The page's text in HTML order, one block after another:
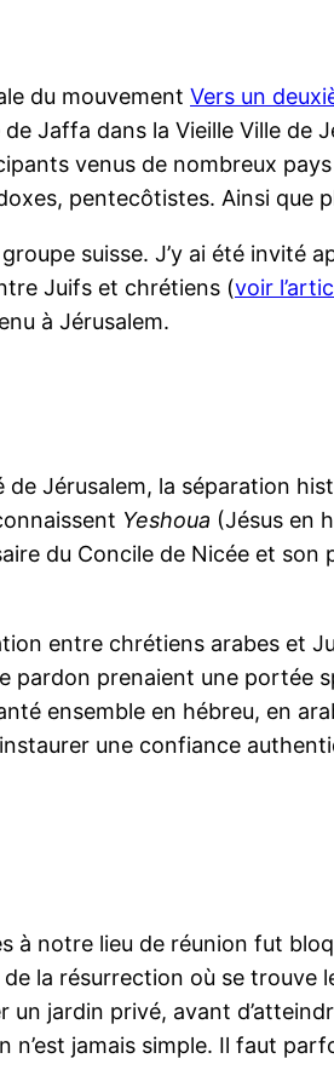
du mouvement Vers un
Jaffa dans la Vieille Ville de
venus de nombreux
pentecôtistes. Ainsi que
suisse. J’y ai été invité
Juifs et chrétiens (voir
à Jérusalem.
Jérusalem, la séparation
Yeshoua (Jésus en
du Concile de Nicée et
entre chrétiens arabes et
pardon prenaient une portée
ensemble en hébreu, en
une confiance
à notre lieu de réunion fut
de la résurrection où se trouve
jardin privé, avant
n’est jamais simple. Il faut